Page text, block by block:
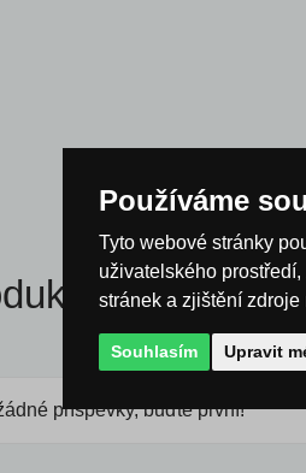
příspěvky, buďte první!
Používáme
Tyto webové stránky
uživatelského
stránek a zjištění zdroje
Souhlasím Upravit